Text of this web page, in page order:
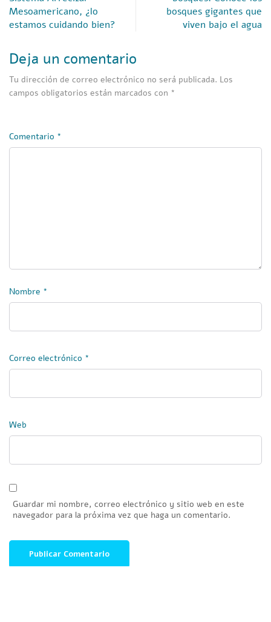
Mesoamericano, ¿lo
estamos cuidando bien?
bosques gigantes que
viven bajo el agua
Deja un comentario
Tu dirección de correo electrónico no será publicada. Los
campos obligatorios están marcados con *
Comentario *
Nombre *
Correo electrónico *
Web
Guardar mi nombre, correo electrónico y sitio web en este
navegador para la próxima vez que haga un comentario.